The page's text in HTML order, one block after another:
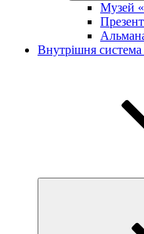
Музей
Внутрішня система